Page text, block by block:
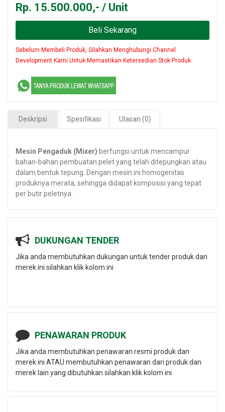
Rp. 15.500.000,- / Unit
Beli Sekarang
Sebelum Membeli Produk, Silahkan Menghubungi Channel
Development Kami Untuk Memastikan Ketersedian Stok Produk
Deskripsi Spesifikasi Ulasan (0)
Mesin Pengaduk (Mixer) berfungsi untuk mencampur
bahan-bahan pembuatan pelet yang telah ditepungkan atau
dalam bentuk tepung. Dengan mesin ini homogenitas
produknya merata, sehingga didapat komposisi yang tepat
per butir peletnya.
DUKUNGAN TENDER
Jika anda membutuhkan dukungan untuk tender produk dan
merek ini silahkan klik kolom ini
PENAWARAN PRODUK
Jika anda membutuhkan penawaran resmi produk dan
merek ini ATAU membutuhkan penawaran dari produk dan
merek lain yang dibutuhkan silahkan klik kolom ini